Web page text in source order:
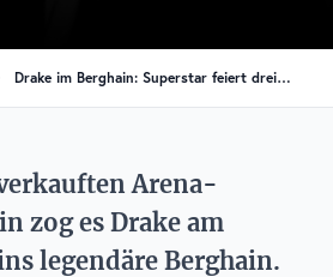
Drake im Berghain: Superstar feiert drei Stunden Techno ohne Security
Arena-
zog es Drake am
legendäre Berghain.